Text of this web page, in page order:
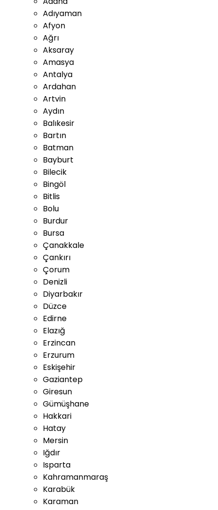
Adıyaman
Afyon
Ağrı
Aksaray
Amasya
Antalya
Ardahan
Artvin
Aydın
Balıkesir
Bartın
Batman
Bayburt
Bilecik
Bingöl
Bitlis
Bolu
Burdur
Bursa
Çanakkale
Çankırı
Çorum
Denizli
Diyarbakır
Düzce
Edirne
Elazığ
Erzincan
Erzurum
Eskişehir
Gaziantep
Giresun
Gümüşhane
Hakkari
Hatay
Mersin
Iğdır
Isparta
Kahramanmaraş
Karabük
Karaman